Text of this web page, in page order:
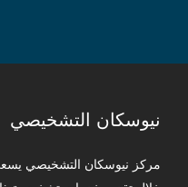
نيوسكان التشخيصي
مركز نيوسكان التشخيصي